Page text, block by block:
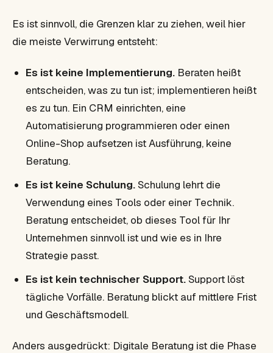
Es ist sinnvoll, die Grenzen klar zu ziehen, weil hier
die meiste Verwirrung entsteht:
Es ist keine Implementierung. Beraten heißt
entscheiden, was zu tun ist; implementieren heißt
es zu tun. Ein CRM einrichten, eine
Automatisierung programmieren oder einen
Online-Shop aufsetzen ist Ausführung, keine
Beratung.
Es ist keine Schulung.Schulung lehrt die
Verwendung eines Tools oder einer Technik.
Beratung entscheidet, ob dieses Tool für Ihr
Unternehmen sinnvoll ist und wie es in Ihre
Strategie passt.
Es ist kein technischer Support.Support löst
tägliche Vorfälle. Beratung blickt auf mittlere Frist
und Geschäftsmodell.
Anders ausgedrückt: Digitale Beratung ist die Phase